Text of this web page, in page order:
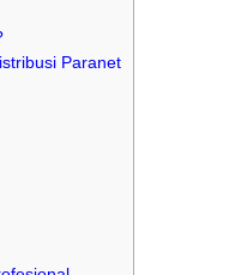
Paranet